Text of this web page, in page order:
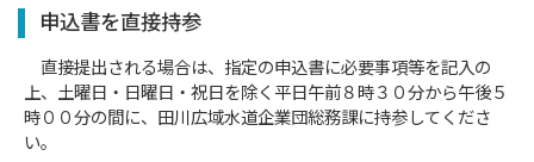
申込書を直接持参
直接提出される場合は、指定の申込書に必要事項等を記入の
上、土曜日・日曜日・祝日を除く平日午前８時３０分から午後５
時００分の間に、田川広域水道企業団総務課に持参してくださ
い。